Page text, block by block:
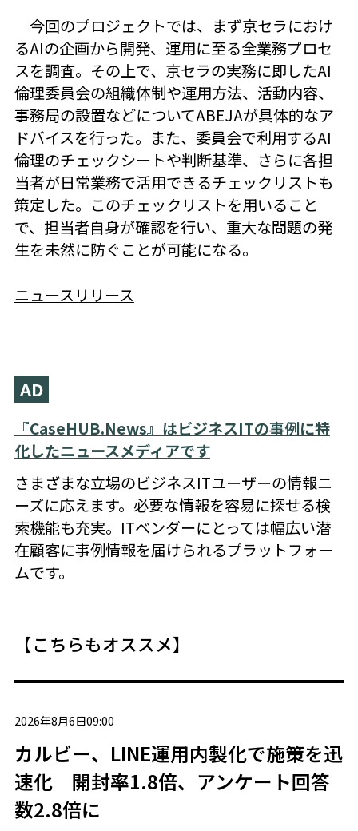
今回のプロジェクトでは、まず京セラにおけ
るAIの企画から開発、運用に至る全業務プロセ
スを調査。その上で、京セラの実務に即したAI
倫理委員会の組織体制や運用方法、活動内容、
事務局の設置などについてABEJAが具体的なア
ドバイスを行った。また、委員会で利用するAI
倫理のチェックシートや判断基準、さらに各担
当者が日常業務で活用できるチェックリストも
策定した。このチェックリストを用いること
で、担当者自身が確認を行い、重大な問題の発
生を未然に防ぐことが可能になる。
ニュースリリース
AD
『CaseHUB.News』はビジネスITの事例に特
化したニュースメディアです
さまざまな立場のビジネスITユーザーの情報ニ
ーズに応えます。必要な情報を容易に探せる検
索機能も充実。ITベンダーにとっては幅広い潜
在顧客に事例情報を届けられるプラットフォー
ムです。
【こちらもオススメ】
2026年8月6日09:00
カルビー、LINE運用内製化で施策を迅
速化 開封率1.8倍、アンケート回答
数2.8倍に